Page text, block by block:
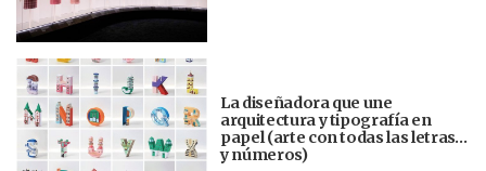
La diseñadora que une
arquitectura y tipografía en
papel (arte con todas las letras…
y números)